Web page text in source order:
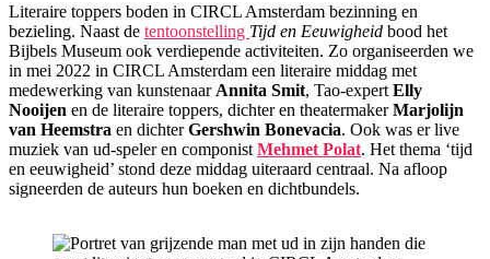
Literaire toppers boden in CIRCL Amsterdam bezinning en
bezieling. Naast de tentoonstelling Tijd en Eeuwigheid bood het
Bijbels Museum ook verdiepende activiteiten. Zo organiseerden we
in mei 2022 in CIRCL Amsterdam een literaire middag met
medewerking van kunstenaar Annita Smit, Tao-expert Elly
Nooijen en de literaire toppers, dichter en theatermakerMarjolijn
van Heemstra en dichterGershwin Bonevacia. Ook was er live
muziek van ud-speler en componist Mehmet Polat. Het thema ‘tijd
en eeuwigheid’ stond deze middag uiteraard centraal. Na afloop
signeerden de auteurs hun boeken en dichtbundels.